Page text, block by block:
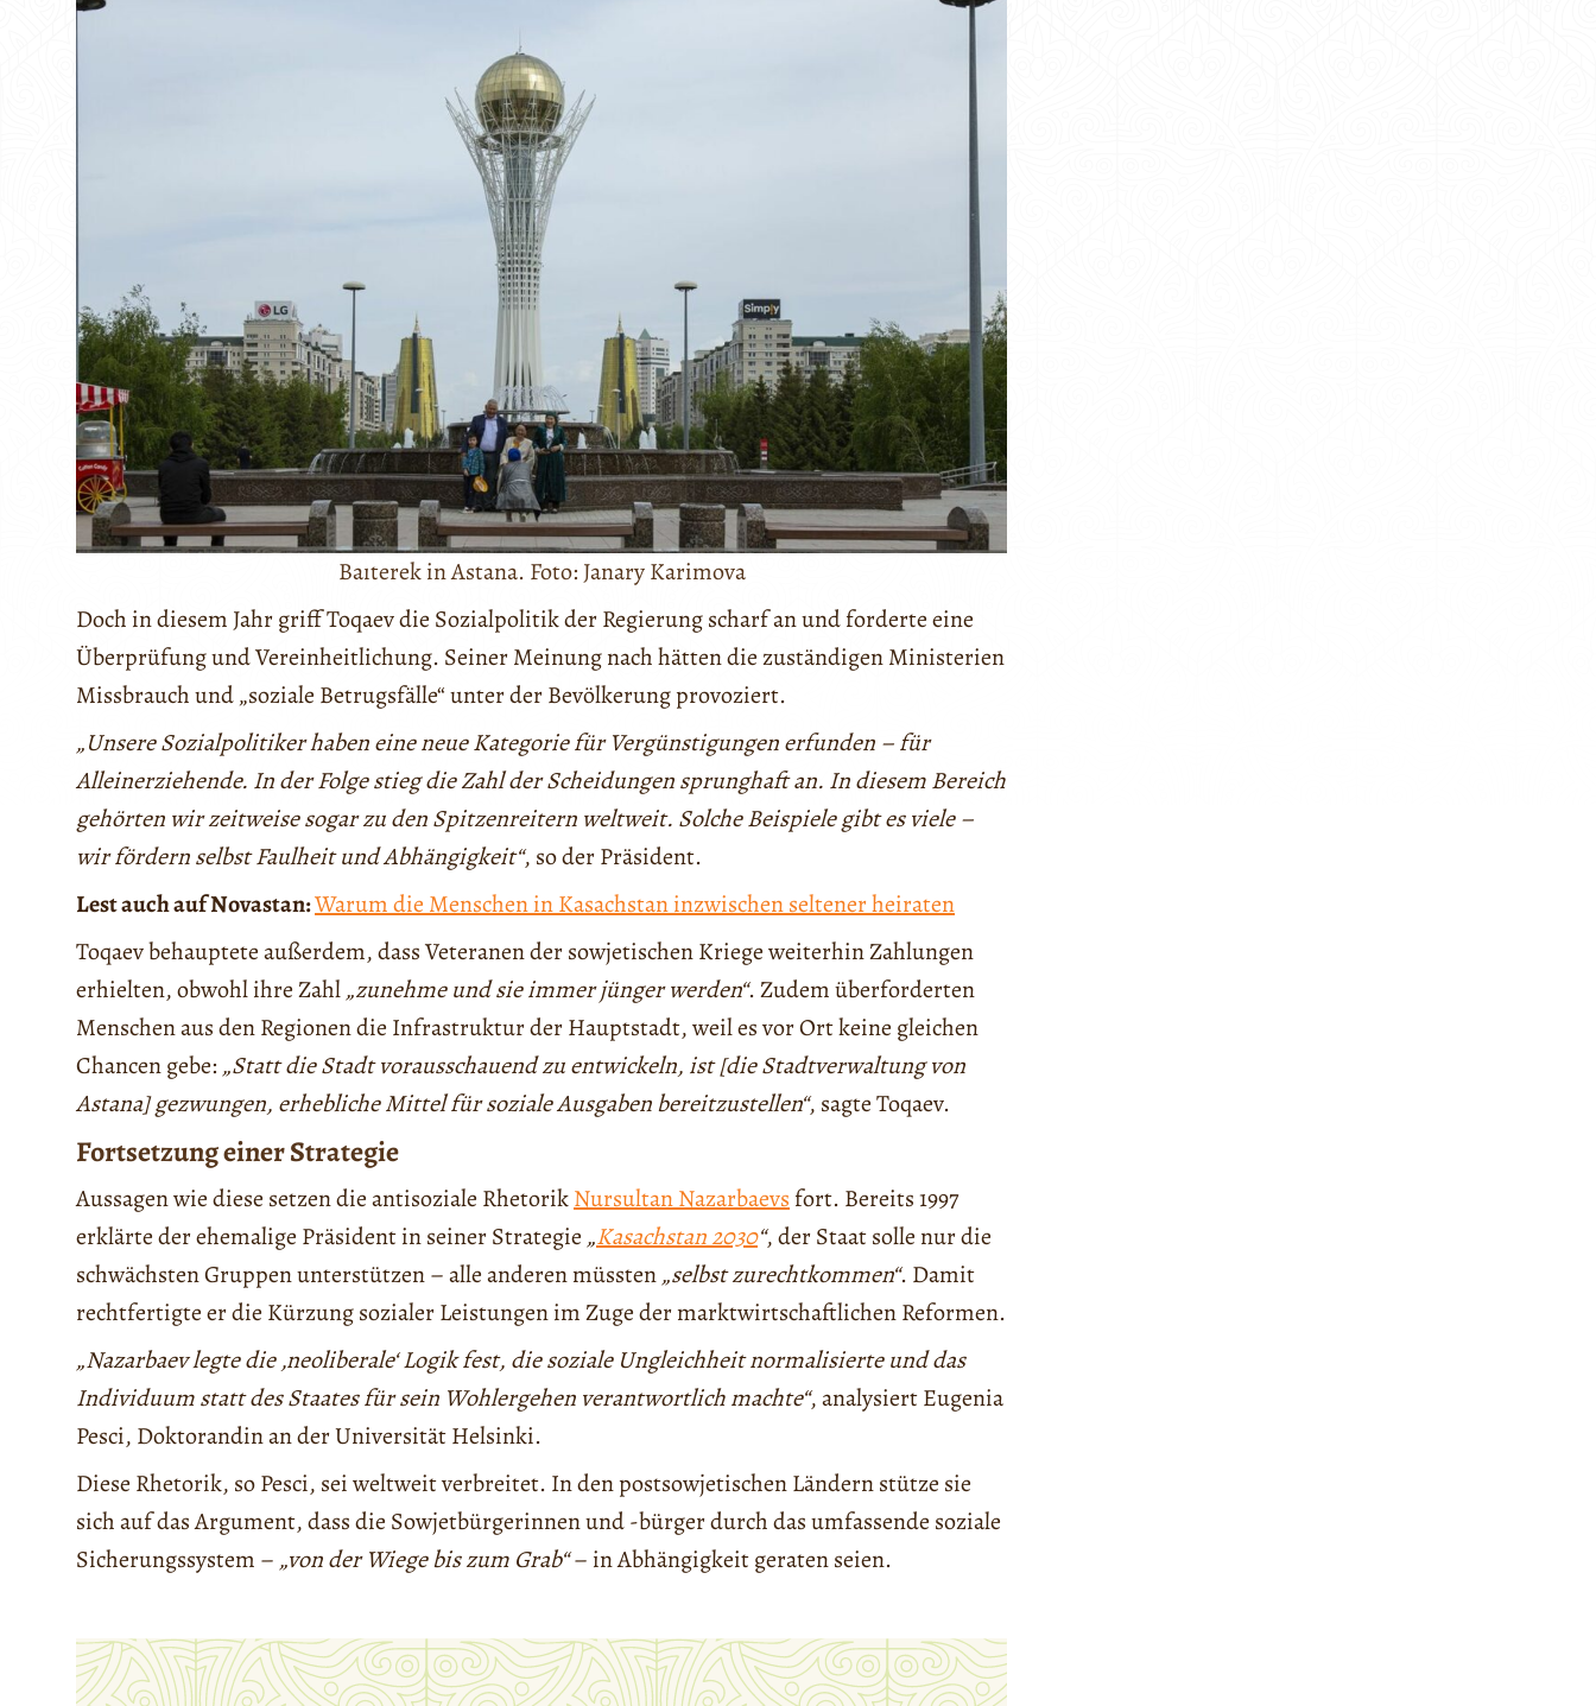
Baıterek in Astana. Foto: Janary Karimova
Doch in diesem Jahr griff Toqaev die Sozialpolitik der Regierung scharf an und forderte eine
Überprüfung und Vereinheitlichung. Seiner Meinung nach hätten die zuständigen Ministerien
Missbrauch und „soziale Betrugsfälle“ unter der Bevölkerung provoziert.
„Unsere Sozialpolitiker haben eine neue Kategorie für Vergünstigungen erfunden – für
Alleinerziehende. In der Folge stieg die Zahl der Scheidungen sprunghaft an. In diesem Bereich
gehörten wir zeitweise sogar zu den Spitzenreitern weltweit. Solche Beispiele gibt es viele –
wir fördern selbst Faulheit und Abhängigkeit“, so der Präsident.
Lest auch auf Novastan:Warum die Menschen in Kasachstan inzwischen seltener heiraten
Toqaev behauptete außerdem, dass Veteranen der sowjetischen Kriege weiterhin Zahlungen
erhielten, obwohl ihre Zahl„zunehme und sie immer jünger werden“. Zudem überforderten
Menschen aus den Regionen die Infrastruktur der Hauptstadt, weil es vor Ort keine gleichen
Chancen gebe: „Statt die Stadt vorausschauend zu entwickeln, ist [die Stadtverwaltung von
Astana] gezwungen, erhebliche Mittel für soziale Ausgaben bereitzustellen“, sagte Toqaev.
Fortsetzung einer Strategie
Aussagen wie diese setzen die antisoziale RhetorikNursultan Nazarbaevsfort. Bereits 1997
erklärte der ehemalige Präsident in seiner Strategie „Kasachstan 2030“, der Staat solle nur die
schwächsten Gruppen unterstützen – alle anderen müssten„selbst zurechtkommen“. Damit
rechtfertigte er die Kürzung sozialer Leistungen im Zuge der marktwirtschaftlichen Reformen.
„Nazarbaev legte die ‚neoliberale‘ Logik fest, die soziale Ungleichheit normalisierte und das
Individuum statt des Staates für sein Wohlergehen verantwortlich machte“, analysiert Eugenia
Pesci, Doktorandin an der Universität Helsinki.
Diese Rhetorik, so Pesci, sei weltweit verbreitet. In den postsowjetischen Ländern stütze sie
sich auf das Argument, dass die Sowjetbürgerinnen und -bürger durch das umfassende soziale
Sicherungssystem – „von der Wiege bis zum Grab“– in Abhängigkeit geraten seien.